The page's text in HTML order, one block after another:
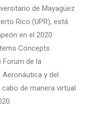
de Mayagüez
Rico (UPR), está
en el 2020
Concepts
Forum de la
y del
de manera virtual